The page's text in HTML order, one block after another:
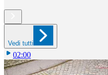
Vedi tutti
02:00